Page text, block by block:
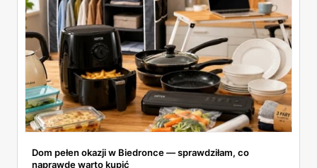
Dom pełen okazji w Biedronce — sprawdziłam, co
naprawdę warto kupić